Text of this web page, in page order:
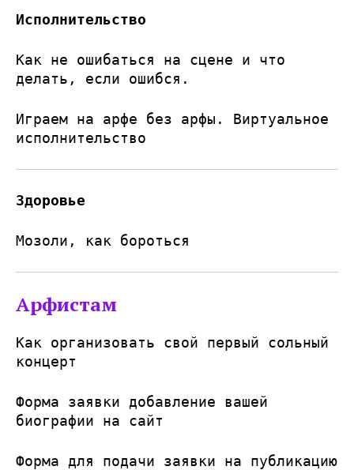
Исполнительство
Как не ошибаться на сцене и что
делать, если ошибся.
Играем на арфе без арфы. Виртуальное
исполнительство
Здоровье
Мозоли, как бороться
Арфистам
Как организовать свой первый сольный
концерт
Форма заявки добавление вашей
биографии на сайт
Форма для подачи заявки на публикацию